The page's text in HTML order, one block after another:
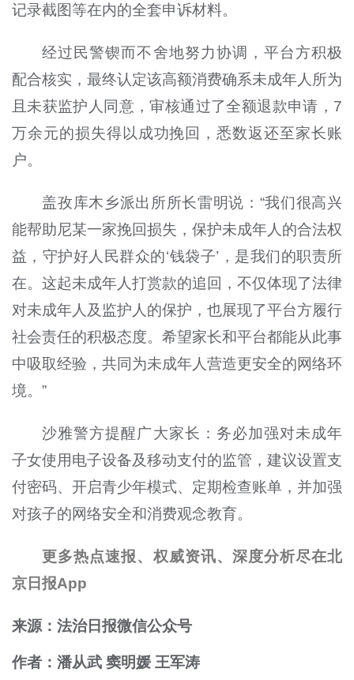
记录截图等在内的全套申诉材料。
经过民警锲而不舍地努力协调，平台方积极
配合核实，最终认定该高额消费确系未成年人所为
且未获监护人同意，审核通过了全额退款申请，7
万余元的损失得以成功挽回，悉数返还至家长账
户。
盖孜库木乡派出所所长雷明说：“我们很高兴
能帮助尼某一家挽回损失，保护未成年人的合法权
益，守护好人民群众的‘钱袋子’，是我们的职责所
在。这起未成年人打赏款的追回，不仅体现了法律
对未成年人及监护人的保护，也展现了平台方履行
社会责任的积极态度。希望家长和平台都能从此事
中吸取经验，共同为未成年人营造更安全的网络环
境。”
沙雅警方提醒广大家长：务必加强对未成年
子女使用电子设备及移动支付的监管，建议设置支
付密码、开启青少年模式、定期检查账单，并加强
对孩子的网络安全和消费观念教育。
更多热点速报、权威资讯、深度分析尽在北
京日报App
来源：法治日报微信公众号
作者：潘从武 窦明媛 王军涛